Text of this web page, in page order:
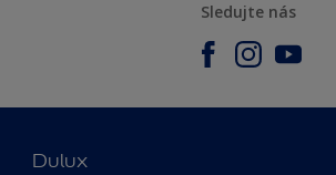
Sledujte nás
Dulux